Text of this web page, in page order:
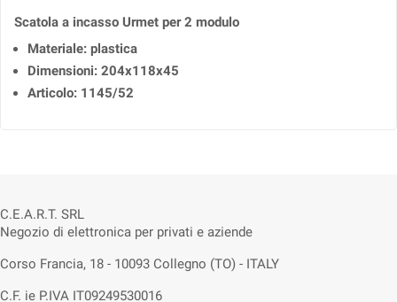
Scatola a incasso Urmet per 2 modulo
Materiale: plastica
Dimensioni: 204x118x45
Articolo: 1145/52
C.E.A.R.T. SRL
Negozio di elettronica per privati e aziende
Corso Francia, 18 - 10093 Collegno (TO) - ITALY
C.F. ie P.IVA IT09249530016